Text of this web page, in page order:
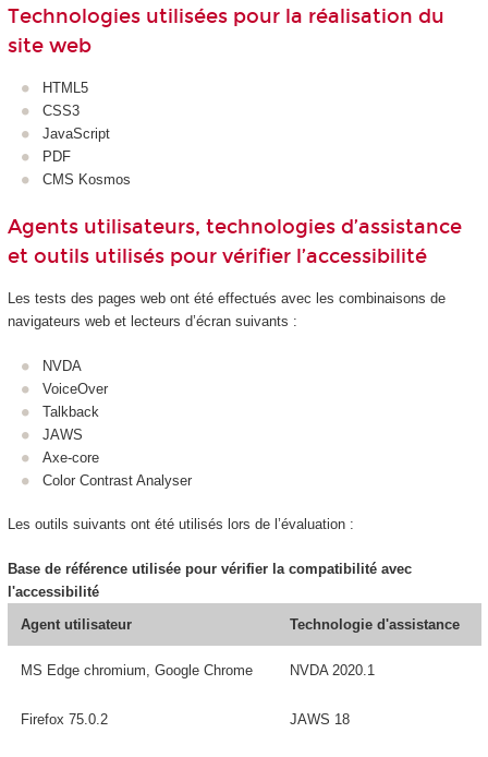
Technologies utilisées pour la réalisation du
site web
HTML5
CSS3
JavaScript
PDF
CMS Kosmos
Agents utilisateurs, technologies d’assistance
et outils utilisés pour vérifier l’accessibilité
Les tests des pages web ont été effectués avec les combinaisons de
navigateurs web et lecteurs d’écran suivants :
NVDA
VoiceOver
Talkback
JAWS
Axe-core
Color Contrast Analyser
Les outils suivants ont été utilisés lors de l’évaluation :
Base de référence utilisée pour vérifier la compatibilité avec
l'accessibilité
Agent utilisateur
Technologie d'assistance
MS Edge chromium, Google Chrome NVDA 2020.1
Firefox 75.0.2 JAWS 18